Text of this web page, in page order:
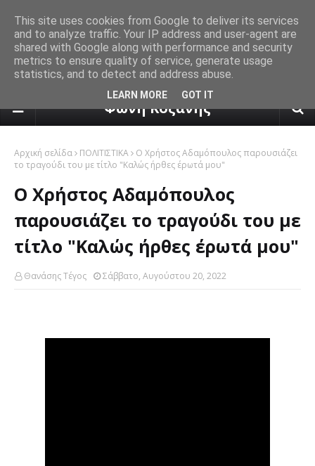
πρόγνωση καιρού από το
Φωνή Κοζάνης
Αρχική σελίδα ΠΟΛΙΤΙΣΤΙΚΑ
Ο Χρήστος Αδαμόπουλος παρουσιάζει
το τραγούδι του με τίτλο "Καλώς ήρθες έρωτά μου"
Ο Χρήστος Αδαμόπουλος
παρουσιάζει το τραγούδι του με
τίτλο "Καλώς ήρθες έρωτά μου"
Θανάσης Τέγος Σάββατο, Αυγούστου 20, 2022
This site uses cookies from Google to deliver its services
and to analyze traffic. Your IP address and user-agent are
shared with Google along with performance and security
metrics to ensure quality of service, generate usage
statistics, and to detect and address abuse.
LEARN MORE GOT IT